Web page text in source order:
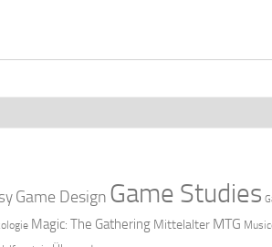
Game Design Game Studies
Magic: The Gathering Mittelalter MTG